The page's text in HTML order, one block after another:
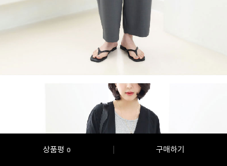
상품평 0 구매하기